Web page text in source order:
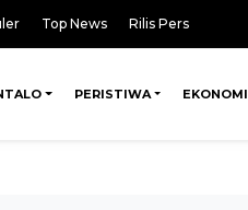
Top News Rilis Pers
PERISTIWA EKONOMI